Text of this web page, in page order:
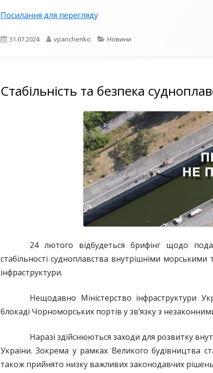
Посилання для перегляду
Опубліковано
31.07.2024 Автор
vpanchenko Категорії
Новини
Стабільність та безпека
24 лютого відбудеться брифінг щодо
стабільності судноплавства внутрішніми
інфраструктури.
Нещодавно Міністерство інфраструктури
блокаді Чорноморських портів у зв’язку з
Наразі здійснюються заходи для розвитку
України. Зокрема у рамках Великого будівництва
також прийнято низку важливих законодавчих рішень